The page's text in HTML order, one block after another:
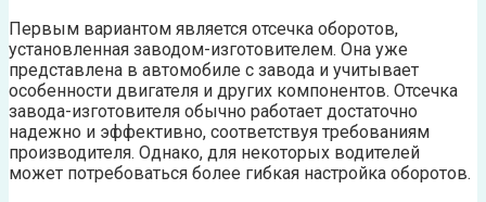
Первым вариантом является отсечка оборотов,
установленная заводом-изготовителем. Она уже
представлена в автомобиле с завода и учитывает
особенности двигателя и других компонентов. Отсечка
завода-изготовителя обычно работает достаточно
надежно и эффективно, соответствуя требованиям
производителя. Однако, для некоторых водителей
может потребоваться более гибкая настройка оборотов.